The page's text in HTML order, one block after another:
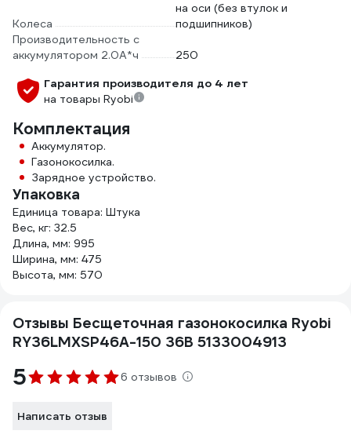
Колеса
на оси (без втулок и
подшипников)
Производительность с
аккумулятором 2.0А*ч
250
Гарантия производителя до 4 лет
на товары Ryobi
Комплектация
Аккумулятор.
Газонокосилка.
Зарядное устройство.
Упаковка
Единица товара: Штука
Вес, кг: 32.5
Длина, мм: 995
Ширина, мм: 475
Высота, мм: 570
Отзывы Бесщеточная газонокосилка Ryobi
RY36LMXSP46A-150 36В 5133004913
5 6 отзывов
Написать отзыв